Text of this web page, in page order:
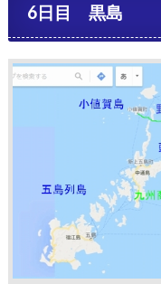
6日目 黒島